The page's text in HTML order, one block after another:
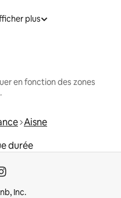
plus
en fonction des zones
Aisne
durée
Inc.